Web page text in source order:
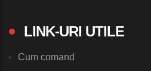
LINK-URI UTILE
Cum comand